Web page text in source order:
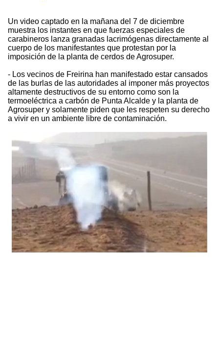
Un video captado en la mañana del 7 de diciembre
muestra los instantes en que fuerzas especiales de
carabineros lanza granadas lacrimógenas directamente al
cuerpo de los manifestantes que protestan por la
imposición de la planta de cerdos de Agrosuper.
- Los vecinos de Freirina han manifestado estar cansados
de las burlas de las autoridades al imponer más proyectos
altamente destructivos de su entorno como son la
termoeléctrica a carbón de Punta Alcalde y la planta de
Agrosuper y solamente piden que les respeten su derecho
a vivir en un ambiente libre de contaminación.